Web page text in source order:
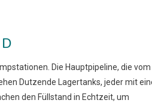
Die Hauptpipeline, die vom
Dutzende Lagertanks, jeder mit
den Füllstand in Echtzeit, um